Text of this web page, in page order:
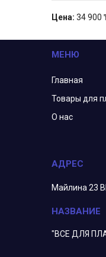
Цена: 34 900
МЕНЮ
Главная
Товары для
О нас
Майлина 23
"ВСЕ ДЛЯ